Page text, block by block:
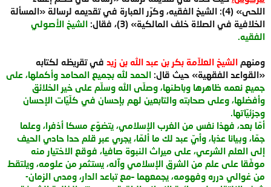
اللحى» (4): الشيخ الفقيه، وكرّر العبارة في تقديمه لرسالة «المسألة
الخلافية في الصلاة خلف المالكية» (3)، فقال:
الشيخ الأصولي
الفقيه.
ومنهم الشيخ العلاّمة بكر بن عبد الله بن زيد في تقريظه لكتابه
«القواعد الفقهية» حيث قال: الحمد لله بجميع المحامد وأكملها، على
جميع نعمه ظاهرها وباطنها، وصلّى الله وسلّم على خير الخلائق
وأفضلها، وعلى صحابته والتابعين لهم بإحسان في كلّيّات الإحسان
وجزئيّاتها.
أمّا بعد، فهذا نفس من الغرب الإسلامي، يتضوّع مسكا أذفرا، وعلما
جمّا، وبيانا عذبا، وأيّ عبد لك ما ألمّا، يجري عبر قلم حدا حادي الحيف
إلى العلم الشرعي، على ميراث النبوة صافيا، فوقع الاختيار منه
موفّقا على علم من الشرق الإسلامي وآله، يستثمر من علومه، ويلتقط
من غوالي درره وفهومه، يجمعهما –مع تباعد الدار، ومدى الزمان-